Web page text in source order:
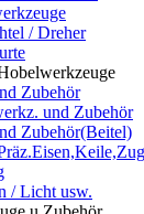
/ Dreher
Zubehör
und Zubehör
Zubehör(Beitel)
/ Licht usw.